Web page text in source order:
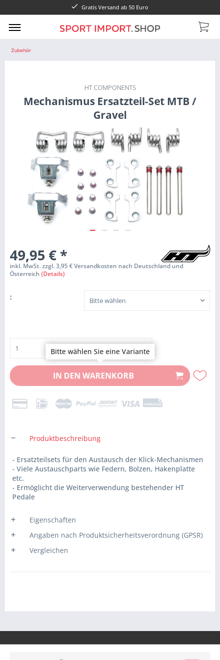
Gratis Versand ab 50 Euro
Zubehör
HT COMPONENTS
Mechanismus Ersatzteil-Set MTB /
Gravel
49,95 € *
inkl. MwSt. zzgl. 3,95 € Versandkosten nach Deutschland und
Österreich (Details)
:
IN DEN WARENKORB
Produktbeschreibung
- Ersatzteilsets für den Austausch der Klick-Mechanismen
- Viele Austauschparts wie Federn, Bolzen, Hakenplatte
etc.
- Ermöglicht die Weiterverwendung bestehender HT
Pedale
Eigenschaften
Angaben nach Produktsicherheitsverordnung (GPSR)
Vergleichen
Bitte wählen Sie eine Variante